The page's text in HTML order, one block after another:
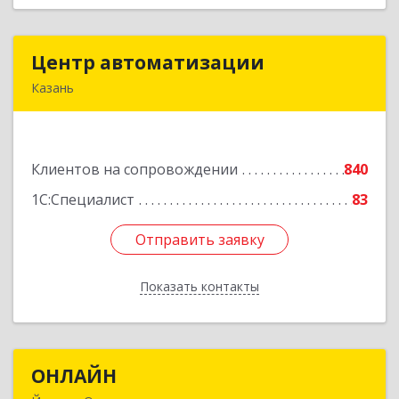
Центр автоматизации
Казань
Клиентов на сопровождении
840
1С:Специалист
83
Отправить заявку
Показать контакты
Центр автоматизации
Подробнее
Отправить заявку
Назад
ОНЛАЙН